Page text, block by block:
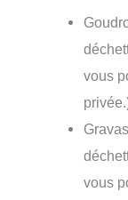
vous
vous